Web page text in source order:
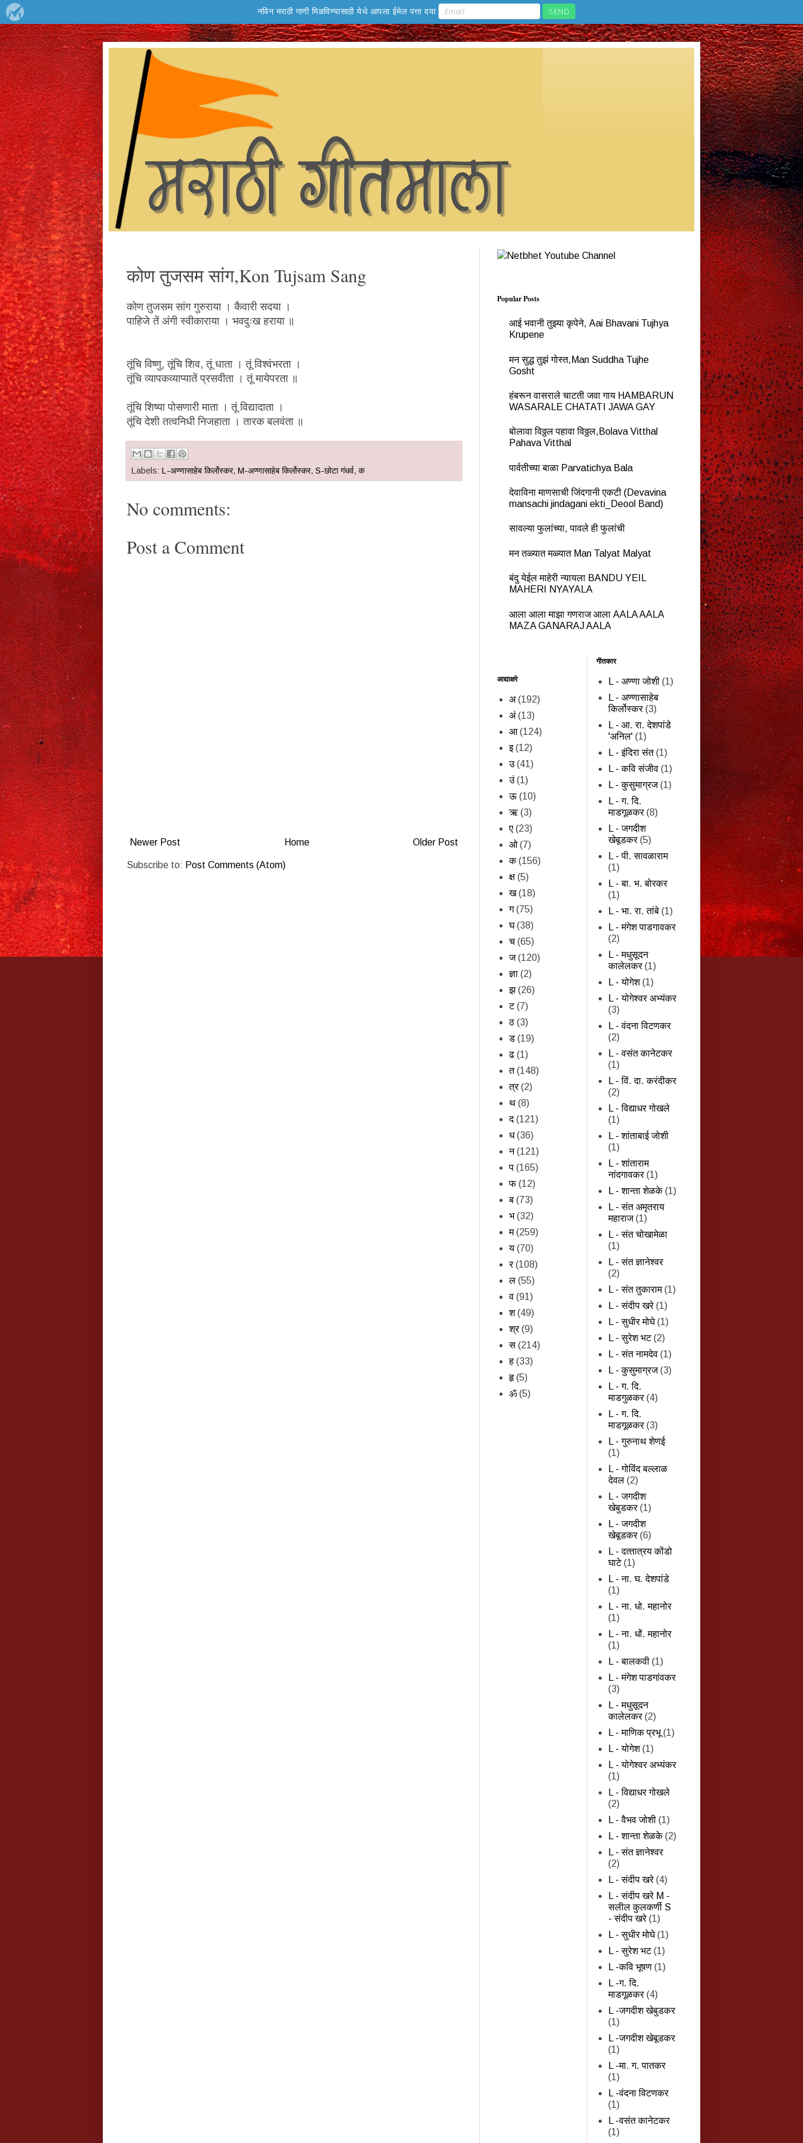
कोण तुजसम सांग,Kon Tujsam Sang
कोण तुजसम सांग गुरुराया । कैवारी सदया ।
पाहिजे तें अंगी स्वीकाराया । भवदुःख हराया ॥
तूंचि विष्णु, तूंचि शिव, तूं धाता । तूं विश्वंभरता ।
तूंचि व्यापकव्याप्यातें प्रसवीता । तूं मायेपरता ॥
तूंचि शिष्या पोसणारी माता । तूं विद्यादाता ।
तूंचि देशी तत्वनिधी निजहाता । तारक बलवंता ॥
Labels: L-अण्णासाहेब किर्लोस्कर, M-अण्णासाहेब किर्लोस्कर, S-छोटा गंधर्व, क
No comments:
Post a Comment
Newer Post Older Post
Home
Subscribe to: Post Comments (Atom)
Popular Posts
आई भवानी तुझ्या कृपेने, Aai Bhavani Tujhya
Krupene
मन सुद्ध तुझं गोस्त,Man Suddha Tujhe
Gosht
हंबरून वासराले चाटती जवा गाय HAMBARUN
WASARALE CHATATI JAWA GAY
बोलावा विठ्ठल पहावा विठ्ठल,Bolava Vitthal
Pahava Vitthal
पार्वतीच्या बाळा Parvatichya Bala
देवाविना माणसाची जिंदगानी एकटी (Devavina
mansachi jindagani ekti_Deool Band)
सावल्या फुलांच्या, पावले ही फुलांची
मन तळ्यात मळ्यात Man Talyat Malyat
बंदु येईल माहेरी न्यायला BANDU YEIL
MAHERI NYAYALA
आला आला माझा गणराज आला AALA AALA
MAZA GANARAJ AALA
आद्याक्षरे
अ (192)
अं (13)
आ (124)
इ (12)
उ (41)
उं (1)
ऊ (10)
ऋ (3)
ए (23)
ओ (7)
क (156)
क्ष (5)
ख (18)
ग (75)
घ (38)
च (65)
ज (120)
ज्ञा (2)
झ (26)
ट (7)
ठ (3)
ड (19)
ढ (1)
त (148)
त्र (2)
थ (8)
द (121)
ध (36)
न (121)
प (165)
फ (12)
ब (73)
भ (32)
म (259)
य (70)
र (108)
ल (55)
व (91)
श (49)
श्र (9)
स (214)
ह (33)
हृ (5)
ॐ (5)
गीतकार
L - अण्णा जोशी (1)
L - अण्णासाहेब
किर्लोस्कर (3)
L - आ. रा. देशपांडे
'अनिल' (1)
L - इंदिरा संत (1)
L - कवि संजीव (1)
L - कुसुमाग्रज (1)
L - ग. दि.
माडगूळकर (8)
L - जगदीश
खेबूडकर (5)
L - पी. सावळाराम
(1)
L - बा. भ. बोरकर
(1)
L - भा. रा. तांबे (1)
L - मंगेश पाडगावकर
(2)
L - मधुसूदन
कालेलकर (1)
L - योगेश (1)
L - योगेश्वर अभ्यंकर
(3)
L - वंदना विटणकर
(2)
L - वसंत कानेटकर
(1)
L - विं. दा. करंदीकर
(2)
L - विद्याधर गोखले
(1)
L - शांताबाई जोशी
(1)
L - शांताराम
नांदगावकर (1)
L - शान्‍ता शेळके (1)
L - संत अमृतराय
महाराज (1)
L - संत चोखामेळा
(1)
L - संत ज्ञानेश्वर
(2)
L - संत तुकाराम (1)
L - संदीप खरे (1)
L - सुधीर मोघे (1)
L - सुरेश भट (2)
L - संत नामदेव (1)
L - कुसुमाग्रज (3)
L - ग. दि.
माडगुळकर (4)
L - ग. दि.
माडगूळकर (3)
L - गुरुनाथ शेणई
(1)
L - गोविंद बल्लाळ
देवल (2)
L - जगदीश
खेबुडकर (1)
L - जगदीश
खेबूडकर (6)
L - दत्‍तात्रय कोंडो
घाटे (1)
L - ना. घ. देशपांडे
(1)
L - ना. धो. महानोर
(1)
L - ना. धों. महानोर
(1)
L - बालकवी (1)
L - मंगेश पाडगांवकर
(3)
L - मधुसूदन
कालेलकर (2)
L - माणिक प्रभू (1)
L - योगेश (1)
L - योगेश्वर अभ्यंकर
(1)
L - विद्याधर गोखले
(2)
L - वैभव जोशी (1)
L - शान्‍ता शेळके (2)
L - संत ज्ञानेश्वर
(2)
L - संदीप खरे (4)
L - संदीप खरे M -
सलील कुलकर्णी S
- संदीप खरे (1)
L - सुधीर मोघे (1)
L - सुरेश भट (1)
L -कवि भूषण (1)
L -ग. दि.
माडगूळकर (4)
L -जगदीश खेबुडकर
(1)
L -जगदीश खेबूडकर
(1)
L -मा. ग. पातकर
(1)
L -वंदना विटणकर
(1)
L -वसंत कानेटकर
(1)